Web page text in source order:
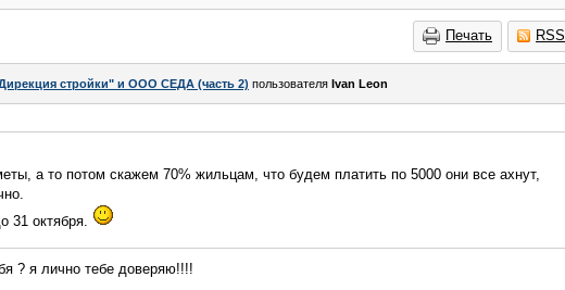
Печать RSS
стройки" и ООО СЕДА (часть 2) пользователя Ivаn Lеon
а то потом скажем 70% жильцам, что будем платить по 5000 они все ахнут,
31 октября.
? я лично тебе доверяю!!!!